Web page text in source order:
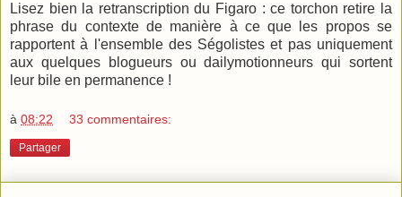
Lisez bien la retranscription du Figaro : ce torchon retire la
phrase du contexte de manière à ce que les propos se
rapportent à l'ensemble des Ségolistes et pas uniquement
aux quelques blogueurs ou dailymotionneurs qui sortent
leur bile en permanence !
à 08:22 33 commentaires:
Partager